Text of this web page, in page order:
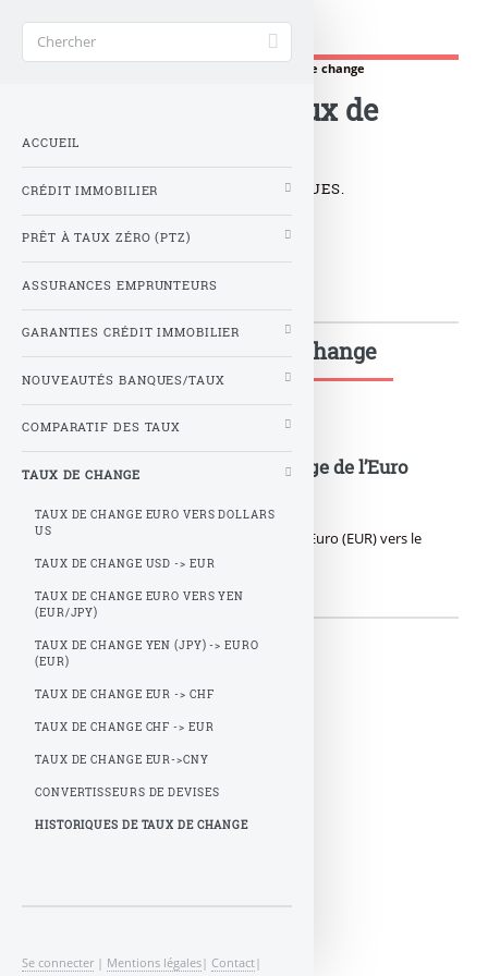
Banque Taux 2025
Historiques de taux de change
Historiques de taux de
change
TAUX DE CHANGE EN HISTORIQUES.
Historiques de taux de change
Cotation historique de change de l’Euro
Historique de cotation de change de l’Euro (EUR) vers le
Dollar US (USD).
ACCUEIL
CRÉDIT IMMOBILIER
PRÊT À TAUX ZÉRO (PTZ)
ASSURANCES EMPRUNTEURS
GARANTIES CRÉDIT IMMOBILIER
NOUVEAUTÉS BANQUES/TAUX
COMPARATIF DES TAUX
TAUX DE CHANGE
TAUX DE CHANGE EURO VERS DOLLARS
US
TAUX DE CHANGE USD -> EUR
TAUX DE CHANGE EURO VERS YEN
(EUR/JPY)
TAUX DE CHANGE YEN (JPY) -> EURO
(EUR)
TAUX DE CHANGE EUR -> CHF
TAUX DE CHANGE CHF -> EUR
TAUX DE CHANGE EUR->CNY
CONVERTISSEURS DE DEVISES
HISTORIQUES DE TAUX DE CHANGE
Se connecter | Mentions légales| Contact|